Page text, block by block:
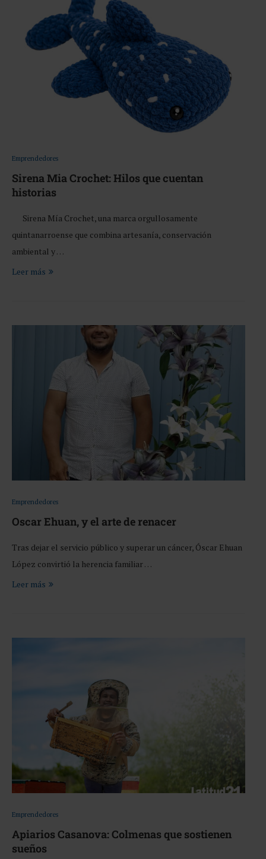
Emprendedores
Sirena Mia Crochet: Hilos que cuentan
historias
Sirena Mía Crochet, una marca orgullosamente
quintanarroense que combina artesanía, conservación
ambiental y …
Leer más
Emprendedores
Oscar Ehuan, y el arte de renacer
Tras dejar el servicio público y superar un cáncer, Óscar Ehuan
López convirtió la herencia familiar …
Leer más
Emprendedores
Apiarios Casanova: Colmenas que sostienen
sueños